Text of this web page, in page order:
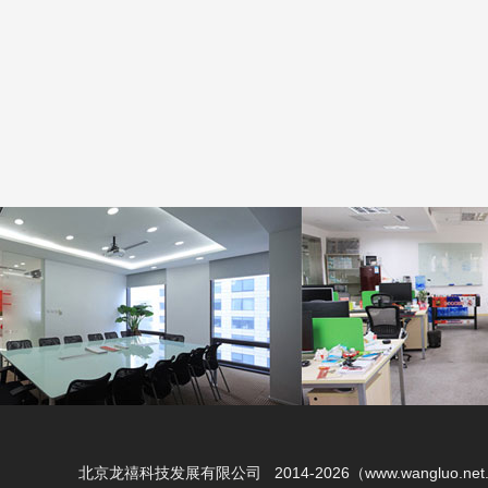
北京龙禧科技发展有限公司 2014-2026（